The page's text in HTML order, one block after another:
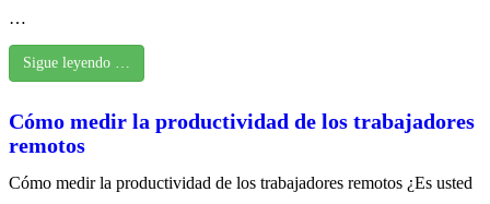
…
Sigue leyendo …
Cómo medir la productividad de los trabajadores
remotos
Cómo medir la productividad de los trabajadores remotos ¿Es usted